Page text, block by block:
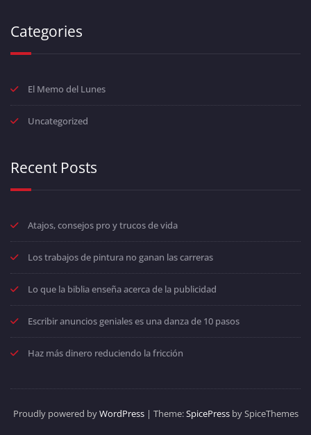
Categories
El Memo del Lunes
Uncategorized
Recent Posts
Atajos, consejos pro y trucos de vida
Los trabajos de pintura no ganan las carreras
Lo que la biblia enseña acerca de la publicidad
Escribir anuncios geniales es una danza de 10 pasos
Haz más dinero reduciendo la fricción
Proudly powered byWordPress| Theme:SpicePressby SpiceThemes